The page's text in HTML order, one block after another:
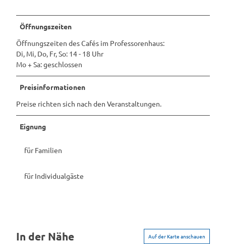
Öffnungszeiten
Öffnungszeiten des Cafés im Professorenhaus:
Di, Mi, Do, Fr, So: 14 - 18 Uhr
Mo + Sa: geschlossen
Preisinformationen
Preise richten sich nach den Veranstaltungen.
Eignung
für Familien
für Individualgäste
In der Nähe Auf der Karte anschauen